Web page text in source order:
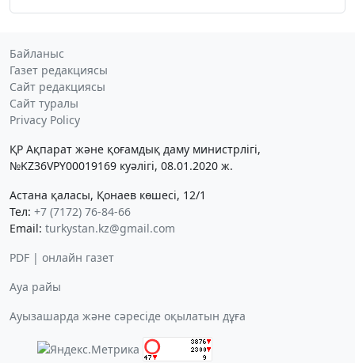
Байланыс
Газет редакциясы
Сайт редакциясы
Сайт туралы
Privacy Policy
ҚР Ақпарат және қоғамдық даму министрлігі,
№KZ36VPY00019169 куәлігі, 08.01.2020 ж.
Астана қаласы, Қонаев көшесі, 12/1
Тел: +7 (7172) 76-84-66
Email: turkystan.kz@gmail.com
PDF | онлайн газет
Ауа райы
Ауызашарда және сәресіде оқылатын дұға